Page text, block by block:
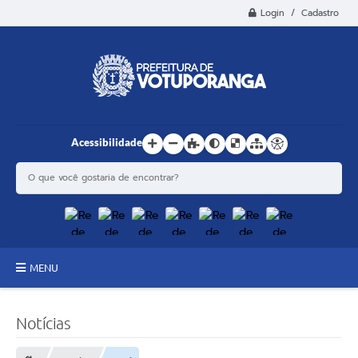
Login / Cadastro
Acessibilidade
MENU
Notícias